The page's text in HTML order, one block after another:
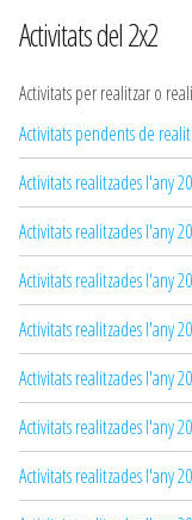
Activitats del 2x2
Activitats per realitzar o
Activitats pendents de
Activitats realitzades l'any
Activitats realitzades l'any
Activitats realitzades l'any
Activitats realitzades l'any
Activitats realitzades l'any
Activitats realitzades l'any
Activitats realitzades l'any